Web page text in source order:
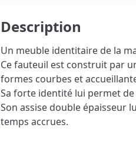
Description
Un meuble identitaire de la
Ce fauteuil est construit par
formes courbes et
Sa forte identité lui permet
Son assise double épaisseur
temps accrues.